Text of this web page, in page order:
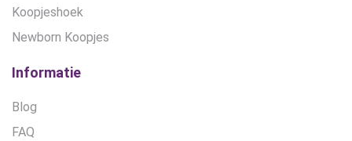
Koopjeshoek
Newborn Koopjes
Informatie
Blog
FAQ